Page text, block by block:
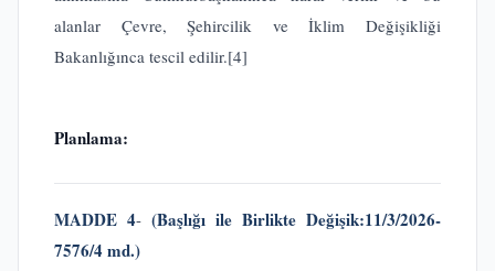
alanlar Çevre, Şehircilik ve İklim Değişikliği
Bakanlığınca tescil edilir.[4]
Planlama:
MADDE 4- (Başlığı ile Birlikte Değişik:11/3/2026-
7576/4 md.)